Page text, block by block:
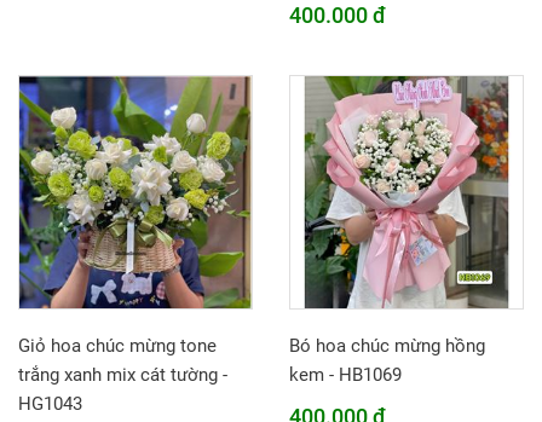
400.000 đ
Giỏ hoa chúc mừng tone
trắng xanh mix cát tường -
HG1043
Bó hoa chúc mừng hồng
kem - HB1069
400.000 đ